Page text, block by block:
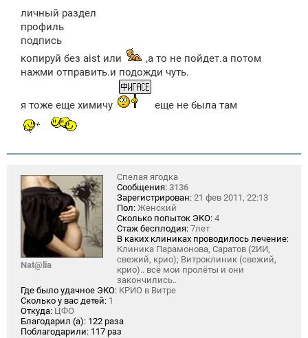
личный раздел
профиль
подпись
копируй без aist или
,а то не пойдет.а потом
нажми отправить.и подожди чуть.
я тоже еще химичу еще не была там
Nat@lia
Спелая ягодка
Сообщения: 3136
Зарегистрирован: 21 фев 2011, 22:13
Пол: Женский
Сколько попыток ЭКО: 4
Стаж бесплодия: 7лет
В каких клиниках проводилось лечение:
Клиника Парамонова, Саратов (2ИИ,
свежий, крио); Витроклиник (свежий,
крио).. всё мои пролёты и они
закончились..
Где было удачное ЭКО: КРИО в Витре
Сколько у вас детей: 1
Откуда: ЦФО
Благодарил (а): 122 раза
Поблагодарили: 117 раз